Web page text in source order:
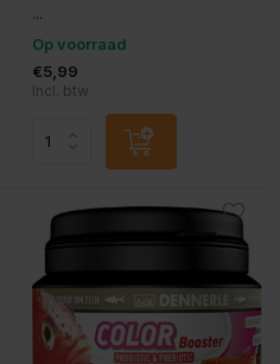
...
Op voorraad
€5,99
Incl. btw